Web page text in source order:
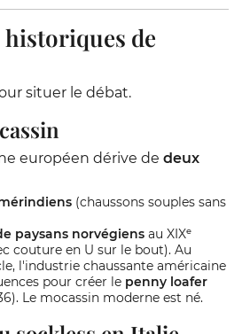
historiques de
situer le débat.
européen dérive de deux
(chaussons souples sans
paysans norvégiens au XIXᵉ
couture en U sur le bout). Au
l'industrie chaussante américaine
pour créer le penny loafer
Le mocassin moderne est né.